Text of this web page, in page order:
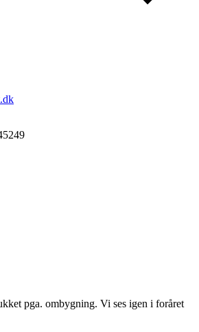
pga. ombygning. Vi ses igen i foråret